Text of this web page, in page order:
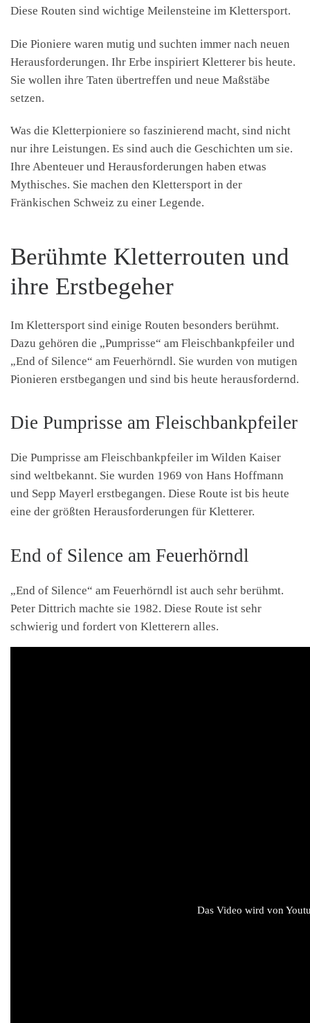
Diese Routen sind wichtige Meilensteine im Klettersport.
Die Pioniere waren mutig und suchten immer nach neuen
Herausforderungen. Ihr Erbe inspiriert Kletterer bis heute.
Sie wollen ihre Taten übertreffen und neue Maßstäbe
setzen.
Was die Kletterpioniere so faszinierend macht, sind nicht
nur ihre Leistungen. Es sind auch die Geschichten um sie.
Ihre Abenteuer und Herausforderungen haben etwas
Mythisches. Sie machen den Klettersport in der
Fränkischen Schweiz zu einer Legende.
Berühmte Kletterrouten und
ihre Erstbegeher
Im Klettersport sind einige Routen besonders berühmt.
Dazu gehören die „Pumprisse“ am Fleischbankpfeiler und
„End of Silence“ am Feuerhörndl. Sie wurden von mutigen
Pionieren erstbegangen und sind bis heute herausfordernd.
Die Pumprisse am Fleischbankpfeiler
Die Pumprisse am Fleischbankpfeiler im Wilden Kaiser
sind weltbekannt. Sie wurden 1969 von Hans Hoffmann
und Sepp Mayerl erstbegangen. Diese Route ist bis heute
eine der größten Herausforderungen für Kletterer.
End of Silence am Feuerhörndl
„End of Silence“ am Feuerhörndl ist auch sehr berühmt.
Peter Dittrich machte sie 1982. Diese Route ist sehr
schwierig und fordert von Kletterern alles.
Das Video wird von